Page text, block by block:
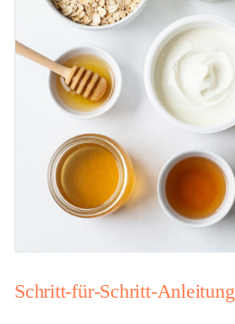
Schritt-für-Schritt-Anleitung